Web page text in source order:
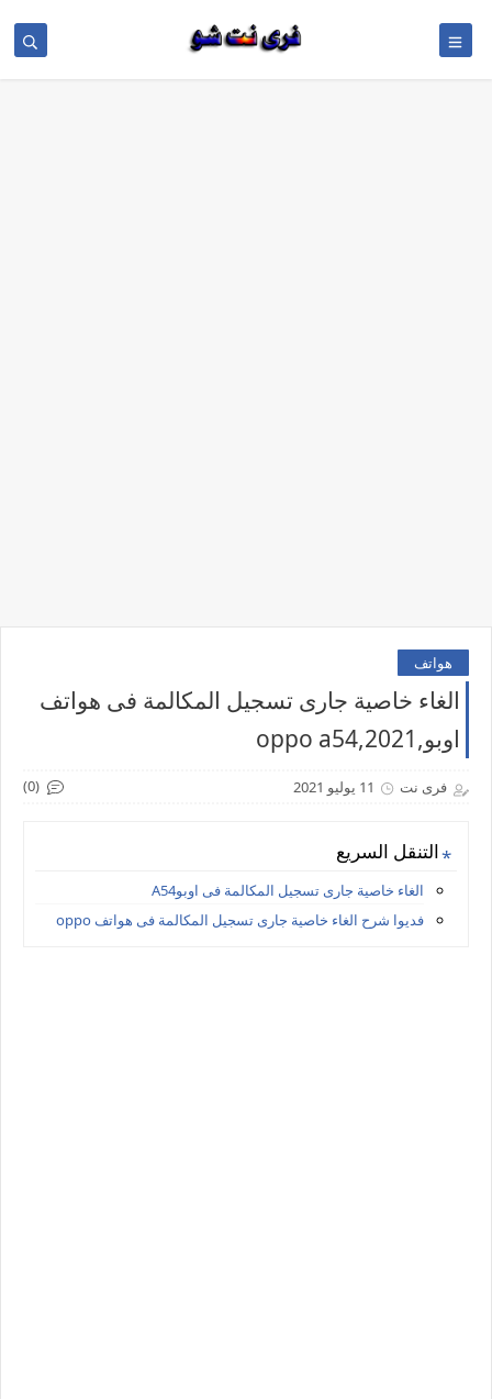
هواتف
الغاء خاصية جارى تسجيل المكالمة فى هواتف
اوبو,oppo a54,2021
فرى نت 11 يوليو 2021 (0)
التنقل السريع
الغاء خاصية جارى تسجيل المكالمة فى اوبوA54
فديوا شرح الغاء خاصية جارى تسجيل المكالمة فى هواتف oppo